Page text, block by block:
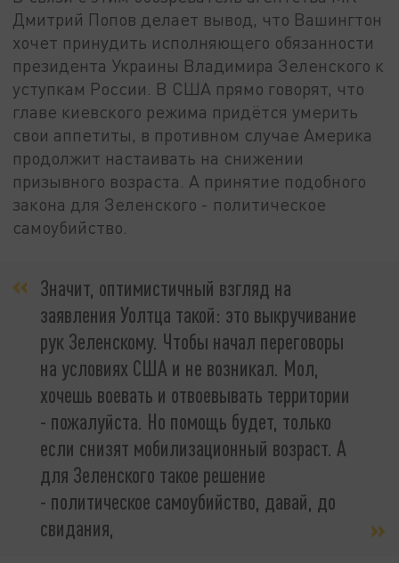
Дмитрий Попов делает вывод, что Вашингтон
хочет принудить исполняющего обязанности
президента Украины Владимира Зеленского к
уступкам России. В США прямо говорят, что
главе киевского режима придётся умерить
свои аппетиты, в противном случае Америка
продолжит настаивать на снижении
призывного возраста. А принятие подобного
закона для Зеленского - политическое
самоубийство.
Значит, оптимистичный взгляд на
заявления Уолтца такой: это выкручивание
рук Зеленскому. Чтобы начал переговоры
на условиях США и не возникал. Мол,
хочешь воевать и отвоевывать территории
- пожалуйста. Но помощь будет, только
если снизят мобилизационный возраст. А
для Зеленского такое решение
- политическое самоубийство, давай, до
свидания,